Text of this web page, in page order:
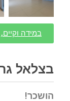
במידה וקיים,
בצלאל גרינברג
הושכר!